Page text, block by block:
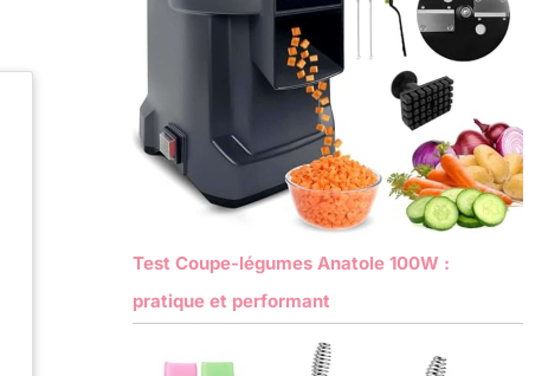
Test Coupe-légumes Anatole 100W :
pratique et performant